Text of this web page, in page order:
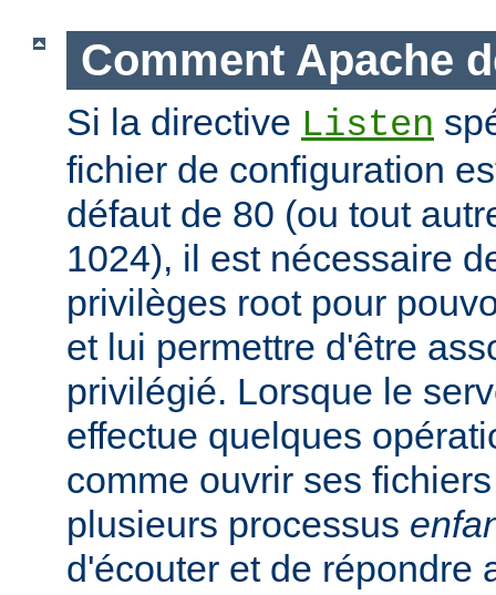
Comment Apache
Si la directive Listen
fichier de configuration
défaut de 80 (ou tout
1024), il est nécessaire
privilèges root pour
et lui permettre d'être
privilégié. Lorsque le
effectue quelques
comme ouvrir ses
plusieurs processus
d'écouter et de répondre